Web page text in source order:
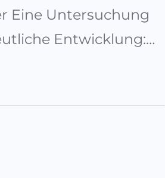
Eine Untersuchung
Entwicklung:…